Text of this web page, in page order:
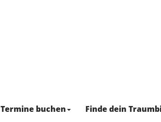
Termine buchen Finde dein